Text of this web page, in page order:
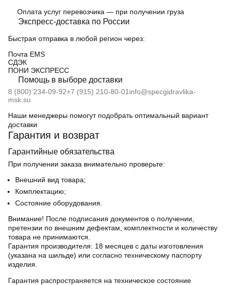
Оплата услуг перевозчика — при получении груза
Экспресс-доставка по России
Быстрая отправка в любой регион через:
Почта EMS
СДЭК
ПOНИ ЭКСПРЕСС
Помощь в выборе доставки
8 (800) 234-09-92+7 (915) 210-80-01 info@specgidravlika-
msk.su
Наши менеджеры помогут подобрать оптимальный вариант
доставки
Гарантия и возврат
Гарантийные обязательства
При получении заказа внимательно проверьте:
Внешний вид товара;
Комплектацию;
Состояние оборудования.
Внимание! После подписания документов о получении,
претензии по внешним дефектам, комплектности и количеству
товара не принимаются.
Гарантия производителя: 18 месяцев с даты изготовления
(указана на шильде) или согласно техническому паспорту
изделия.
Гарантия распространяется на техническое состояние